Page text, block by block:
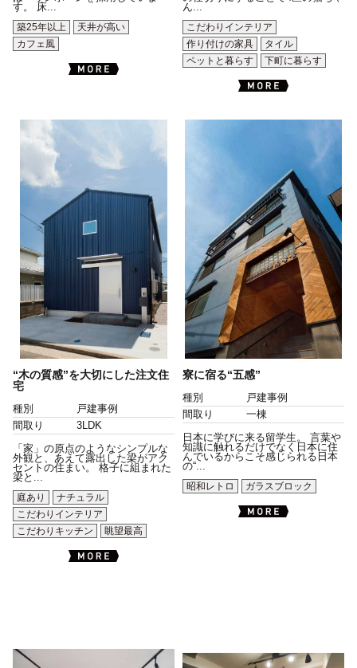
す。 床...
築25年以上
天井が高い
カフェ風
ん...
こだわりインテリア
作り付けの家具
タイル
ペットと暮らす
下町に暮らす
“木の質感”を大切にした注文住
宅
種別
戸建事例
間取り
3LDK
「家」の原点のようなシンプルな
外観と、あえて露出した梁がアク
セントの住まい。 格子に組まれた
梁と...
庭あり
ナチュラル
こだわりインテリア
こだわりキッチン
眺望最高
寮に宿る“五感”
種別
戸建事例
間取り
一棟
日本に学びに来る留学生。 言葉や
知識に触れるだけでなく日本に住
んでいるからこそ感じられる日本
の“...
昭和レトロ
ガラスブロック